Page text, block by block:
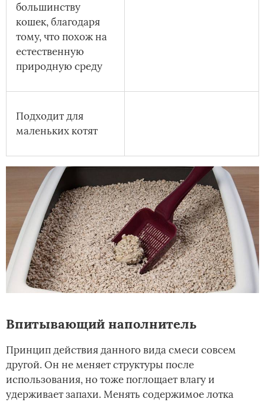
большинству
кошек, благодаря
тому, что похож на
естественную
природную среду
Подходит для
маленьких котят
Впитывающий наполнитель
Принцип действия данного вида смеси совсем
другой. Он не меняет структуры после
использования, но тоже поглощает влагу и
удерживает запахи. Менять содержимое лотка